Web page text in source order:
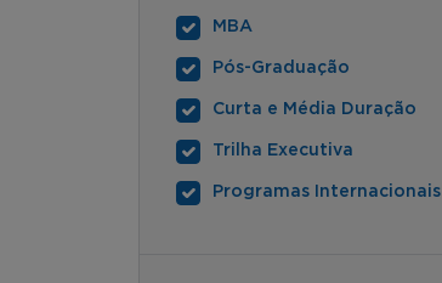
MBA
Pós-Graduação
Curta e Média Duração
Trilha Executiva
Programas Internacionais